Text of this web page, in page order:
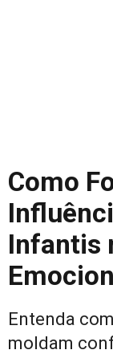
Como
Infantis
Entenda
moldam